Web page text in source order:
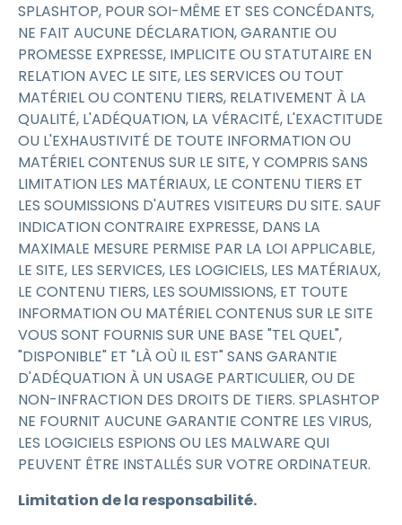
SPLASHTOP, POUR SOI-MÊME ET SES CONCÉDANTS,
NE FAIT AUCUNE DÉCLARATION, GARANTIE OU
PROMESSE EXPRESSE, IMPLICITE OU STATUTAIRE EN
RELATION AVEC LE SITE, LES SERVICES OU TOUT
MATÉRIEL OU CONTENU TIERS, RELATIVEMENT À LA
QUALITÉ, L'ADÉQUATION, LA VÉRACITÉ, L'EXACTITUDE
OU L'EXHAUSTIVITÉ DE TOUTE INFORMATION OU
MATÉRIEL CONTENUS SUR LE SITE, Y COMPRIS SANS
LIMITATION LES MATÉRIAUX, LE CONTENU TIERS ET
LES SOUMISSIONS D'AUTRES VISITEURS DU SITE. SAUF
INDICATION CONTRAIRE EXPRESSE, DANS LA
MAXIMALE MESURE PERMISE PAR LA LOI APPLICABLE,
LE SITE, LES SERVICES, LES LOGICIELS, LES MATÉRIAUX,
LE CONTENU TIERS, LES SOUMISSIONS, ET TOUTE
INFORMATION OU MATÉRIEL CONTENUS SUR LE SITE
VOUS SONT FOURNIS SUR UNE BASE "TEL QUEL",
"DISPONIBLE" ET "LÀ OÙ IL EST" SANS GARANTIE
D'ADÉQUATION À UN USAGE PARTICULIER, OU DE
NON-INFRACTION DES DROITS DE TIERS. SPLASHTOP
NE FOURNIT AUCUNE GARANTIE CONTRE LES VIRUS,
LES LOGICIELS ESPIONS OU LES MALWARE QUI
PEUVENT ÊTRE INSTALLÉS SUR VOTRE ORDINATEUR.
Limitation de la responsabilité.